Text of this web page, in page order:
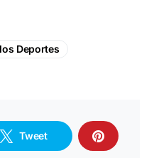
Deportes
Tweet